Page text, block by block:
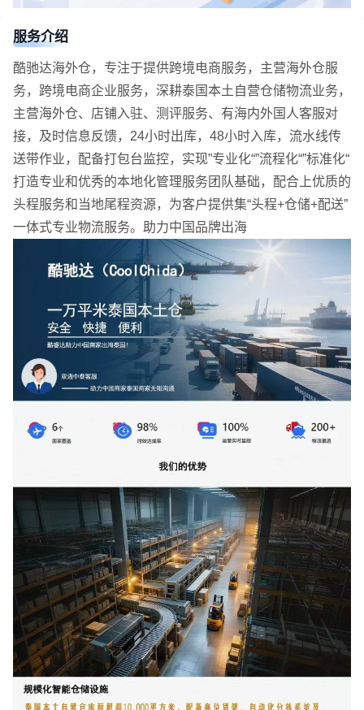
服务介绍
酷驰达海外仓，专注于提供跨境电商服务，主营海外仓服
务，跨境电商企业服务，深耕泰国本土自营仓储物流业务，
主营海外仓、店铺入驻、测评服务、有海内外国人客服对
接，及时信息反馈，24小时出库，48小时入库，流水线传
送带作业，配备打包台监控，实现”专业化“”流程化“”标准化“
打造专业和优秀的本地化管理服务团队基础，配合上优质的
头程服务和当地尾程资源，为客户提供集“头程+仓储+配送”
一体式专业物流服务。助力中国品牌出海